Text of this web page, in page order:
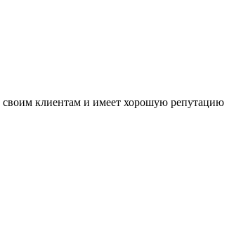
клиентам и имеет хорошую репутацию